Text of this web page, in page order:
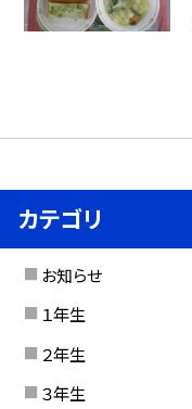
カテゴリ
お知らせ
１年生
２年生
３年生